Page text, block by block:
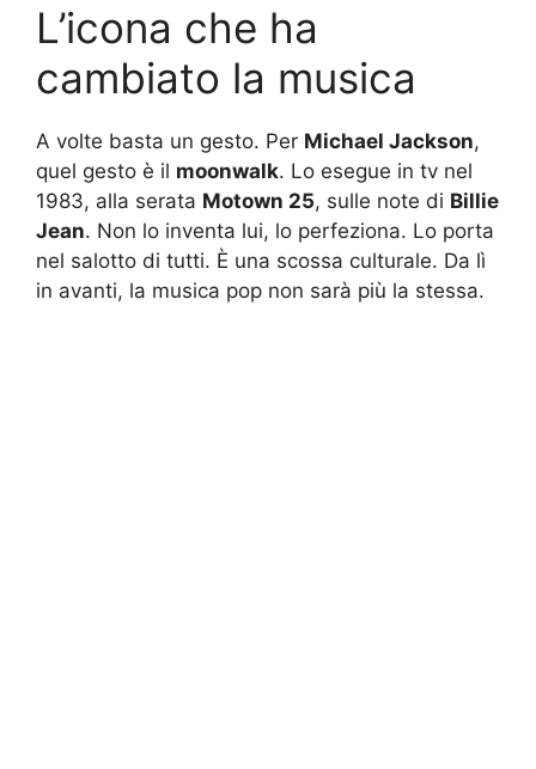
L’icona che ha
cambiato la musica
A volte basta un gesto. Per Michael Jackson,
quel gesto è il moonwalk. Lo esegue in tv nel
1983, alla serata Motown 25, sulle note di Billie
Jean. Non lo inventa lui, lo perfeziona. Lo porta
nel salotto di tutti. È una scossa culturale. Da lì
in avanti, la musica pop non sarà più la stessa.